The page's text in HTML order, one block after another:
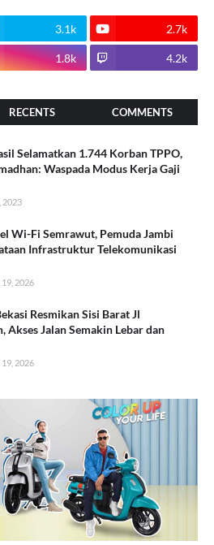
3.1k 2.7k
1.8k 4.2k
RECENTS COMMENTS
Selamatkan 1.744 Korban TPPO,
Waspada Modus Kerja Gaji
2023
Wi-Fi Semrawut, Pemuda Jambi
Infrastruktur Telekomunikasi
2026
Resmikan Sisi Barat Jl
Akses Jalan Semakin Lebar dan
2026